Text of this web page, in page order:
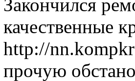
Закончился
качественные
http://
прочую